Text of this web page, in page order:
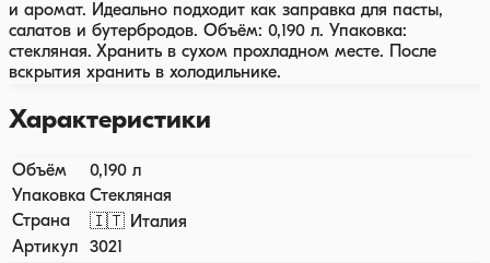
и аромат. Идеально подходит как заправка для пасты,
салатов и бутербродов. Объём: 0,190 л. Упаковка:
стекляная. Хранить в сухом прохладном месте. После
вскрытия хранить в холодильнике.
Характеристики
Объём
0,190 л
Упаковка Стекляная
Страна
🇮🇹 Италия
Артикул
3021